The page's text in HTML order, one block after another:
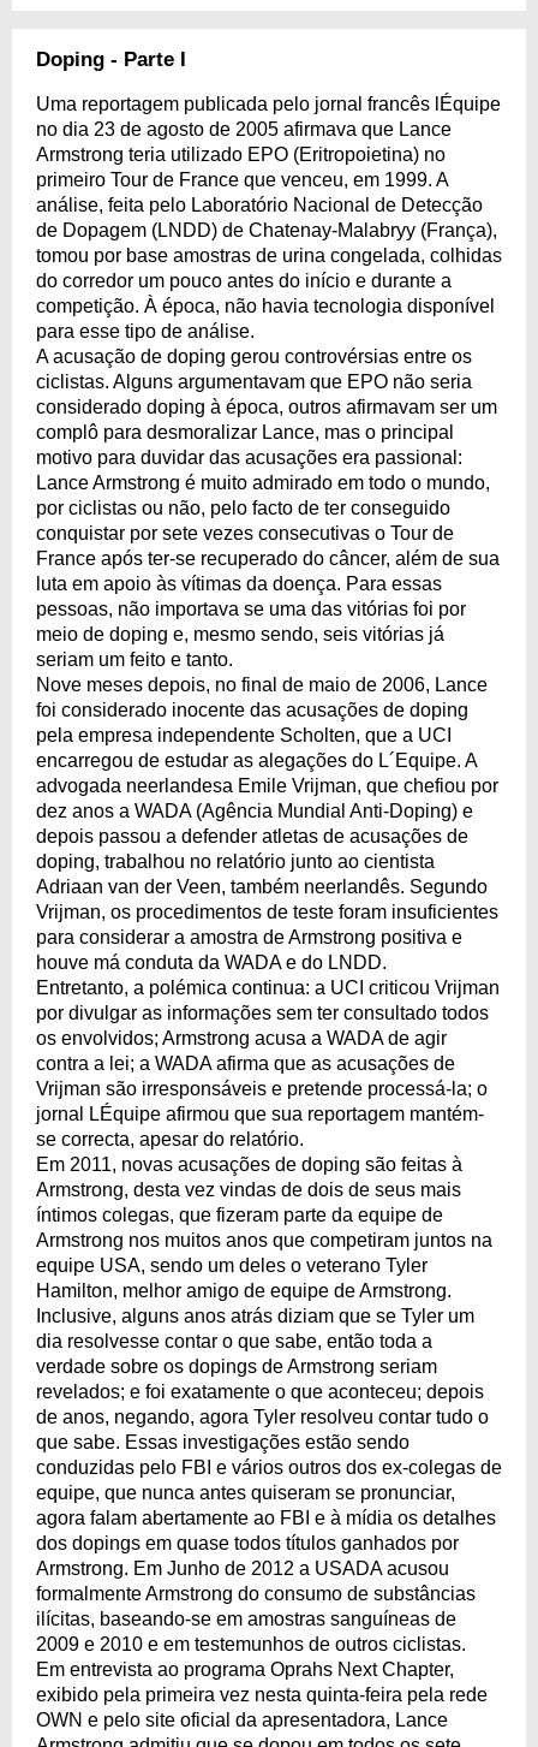
Doping - Parte I
Uma reportagem publicada pelo jornal francês lÉquipe
no dia 23 de agosto de 2005 afirmava que Lance
Armstrong teria utilizado EPO (Eritropoietina) no
primeiro Tour de France que venceu, em 1999. A
análise, feita pelo Laboratório Nacional de Detecção
de Dopagem (LNDD) de Chatenay-Malabryy (França),
tomou por base amostras de urina congelada, colhidas
do corredor um pouco antes do início e durante a
competição. À época, não havia tecnologia disponível
para esse tipo de análise.
A acusação de doping gerou controvérsias entre os
ciclistas. Alguns argumentavam que EPO não seria
considerado doping à época, outros afirmavam ser um
complô para desmoralizar Lance, mas o principal
motivo para duvidar das acusações era passional:
Lance Armstrong é muito admirado em todo o mundo,
por ciclistas ou não, pelo facto de ter conseguido
conquistar por sete vezes consecutivas o Tour de
France após ter-se recuperado do câncer, além de sua
luta em apoio às vítimas da doença. Para essas
pessoas, não importava se uma das vitórias foi por
meio de doping e, mesmo sendo, seis vitórias já
seriam um feito e tanto.
Nove meses depois, no final de maio de 2006, Lance
foi considerado inocente das acusações de doping
pela empresa independente Scholten, que a UCI
encarregou de estudar as alegações do L´Equipe. A
advogada neerlandesa Emile Vrijman, que chefiou por
dez anos a WADA (Agência Mundial Anti-Doping) e
depois passou a defender atletas de acusações de
doping, trabalhou no relatório junto ao cientista
Adriaan van der Veen, também neerlandês. Segundo
Vrijman, os procedimentos de teste foram insuficientes
para considerar a amostra de Armstrong positiva e
houve má conduta da WADA e do LNDD.
Entretanto, a polémica continua: a UCI criticou Vrijman
por divulgar as informações sem ter consultado todos
os envolvidos; Armstrong acusa a WADA de agir
contra a lei; a WADA afirma que as acusações de
Vrijman são irresponsáveis e pretende processá-la; o
jornal LÉquipe afirmou que sua reportagem mantém-
se correcta, apesar do relatório.
Em 2011, novas acusações de doping são feitas à
Armstrong, desta vez vindas de dois de seus mais
íntimos colegas, que fizeram parte da equipe de
Armstrong nos muitos anos que competiram juntos na
equipe USA, sendo um deles o veterano Tyler
Hamilton, melhor amigo de equipe de Armstrong.
Inclusive, alguns anos atrás diziam que se Tyler um
dia resolvesse contar o que sabe, então toda a
verdade sobre os dopings de Armstrong seriam
revelados; e foi exatamente o que aconteceu; depois
de anos, negando, agora Tyler resolveu contar tudo o
que sabe. Essas investigações estão sendo
conduzidas pelo FBI e vários outros dos ex-colegas de
equipe, que nunca antes quiseram se pronunciar,
agora falam abertamente ao FBI e à mídia os detalhes
dos dopings em quase todos títulos ganhados por
Armstrong. Em Junho de 2012 a USADA acusou
formalmente Armstrong do consumo de substâncias
ilícitas, baseando-se em amostras sanguíneas de
2009 e 2010 e em testemunhos de outros ciclistas.
Em entrevista ao programa Oprahs Next Chapter,
exibido pela primeira vez nesta quinta-feira pela rede
OWN e pelo site oficial da apresentadora, Lance